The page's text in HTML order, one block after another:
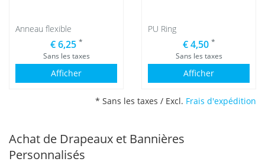
Anneau flexible
€ 6,25 *
Sans les taxes
Afficher
PU Ring
€ 4,50 *
Sans les taxes
Afficher
* Sans les taxes / Excl. Frais d'expédition
Achat de Drapeaux et Bannières
Personnalisés